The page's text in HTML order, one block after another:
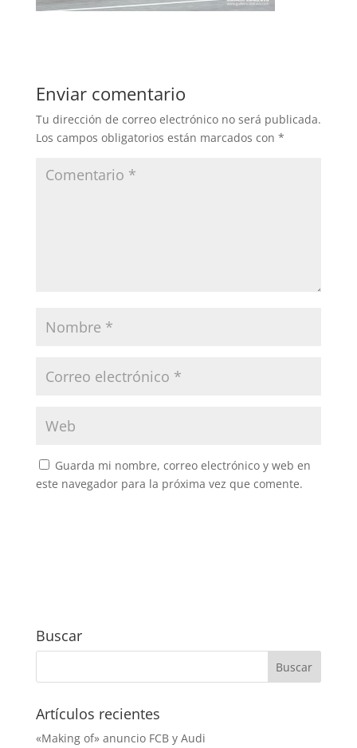
Enviar comentario
Tu dirección de correo electrónico no será publicada.
Los campos obligatorios están marcados con *
Guarda mi nombre, correo electrónico y web en
este navegador para la próxima vez que comente.
Buscar
Artículos recientes
«Making of» anuncio FCB y Audi